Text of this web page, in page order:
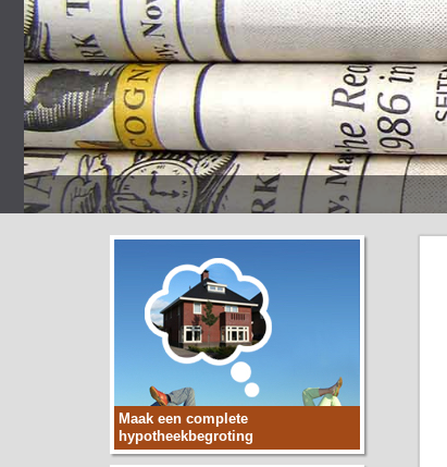
Maak een complete
hypotheekbegroting